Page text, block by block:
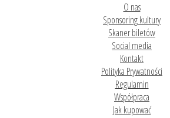
O nas
Sponsoring kultury
Skaner biletów
Social media
Kontakt
Polityka Prywatności
Regulamin
Współpraca
Jak kupować